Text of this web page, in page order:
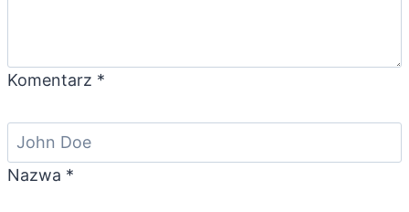
Komentarz *
Nazwa *